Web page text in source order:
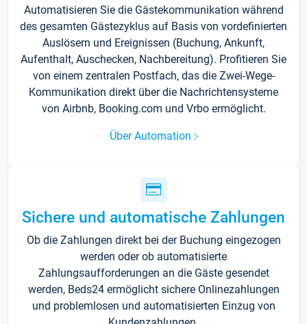
Automatisieren Sie die Gästekommunikation während
des gesamten Gästezyklus auf Basis von vordefinierten
Auslösern und Ereignissen (Buchung, Ankunft,
Aufenthalt, Auschecken, Nachbereitung). Profitieren Sie
von einem zentralen Postfach, das die Zwei-Wege-
Kommunikation direkt über die Nachrichtensysteme
von Airbnb, Booking.com und Vrbo ermöglicht.
Über Automation
Sichere und automatische Zahlungen
Ob die Zahlungen direkt bei der Buchung eingezogen
werden oder ob automatisierte
Zahlungsaufforderungen an die Gäste gesendet
werden, Beds24 ermöglicht sichere Onlinezahlungen
und problemlosen und automatisierten Einzug von